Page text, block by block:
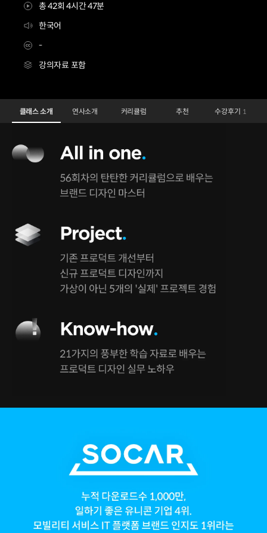
총 42회 4시간 47분
한국어
-
강의자료 포함
Socar 쏘카 프로덕트디자인 마스터패키지 Details
Configuration Information Shortcuts
클래스 소개 연사소개 커리큘럼 추천 수강후기 1